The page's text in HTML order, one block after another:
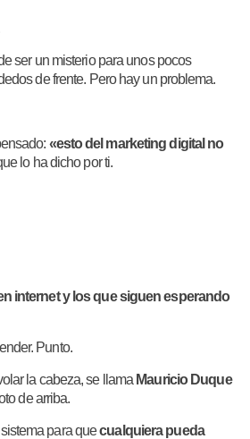
ser un misterio para unos pocos
de frente. Pero hay un problema.
«esto del marketing digital no
lo ha dicho por ti.
internet y los que siguen esperando
Punto.
la cabeza, se llama Mauricio Duque
de arriba.
para quecualquiera pueda